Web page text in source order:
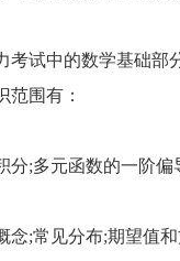
中的数学基础部分
围有：
;多元函数的一阶偏
;常见分布;期望值和